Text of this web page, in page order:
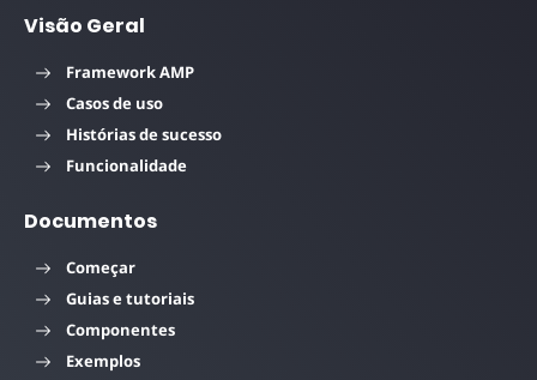
Visão Geral
Framework AMP
Casos de uso
Histórias de sucesso
Funcionalidade
Documentos
Começar
Guias e tutoriais
Componentes
Exemplos